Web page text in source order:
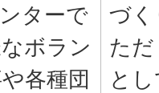
ターで
ボラン
各種団
づ
た
と